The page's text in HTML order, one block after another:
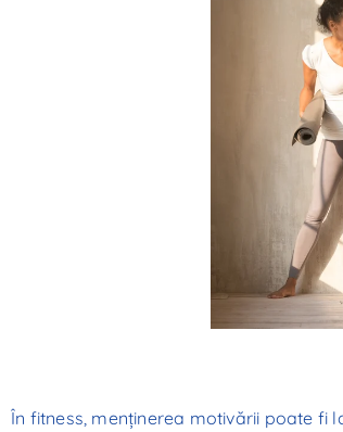
În fitness, menținerea motivării poate fi